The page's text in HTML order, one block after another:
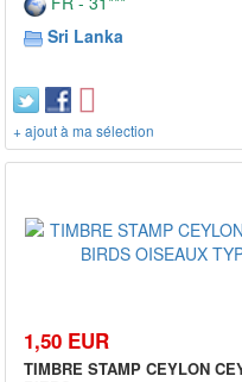
Sri Lanka
+ ajout à ma sélection
1,50 EUR
TIMBRE STAMP CEYLON